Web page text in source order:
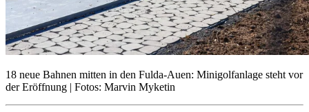
18 neue Bahnen mitten in den Fulda-Auen: Minigolfanlage steht vor
der Eröffnung | Fotos: Marvin Myketin